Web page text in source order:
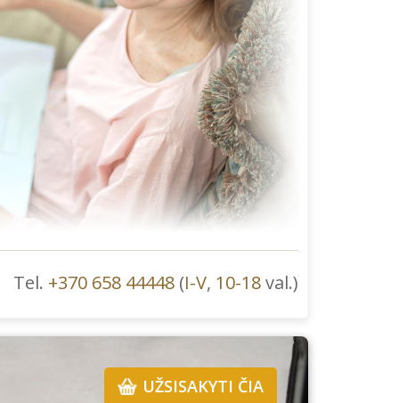
Tel. +370 658 44448 (I-V, 10-18val.)
UŽSISAKYTI ČIA